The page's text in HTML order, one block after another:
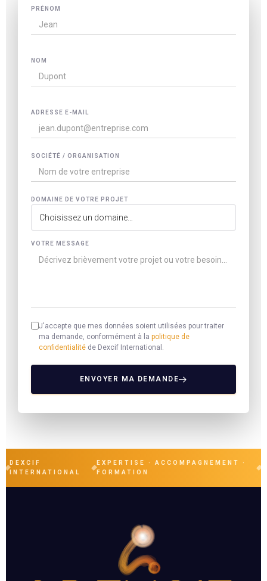
PRÉNOM
NOM
ADRESSE E-MAIL
SOCIÉTÉ / ORGANISATION
DOMAINE DE VOTRE PROJET
VOTRE MESSAGE
J'accepte que mes données soient utilisées pour traiter
ma demande, conformément à la politique de
confidentialité de Dexcif International.
ENVOYER MA DEMANDE
DEXCIF
INTERNATIONAL
EXPERTISE · ACCOMPAGNEMENT ·
FORMATION